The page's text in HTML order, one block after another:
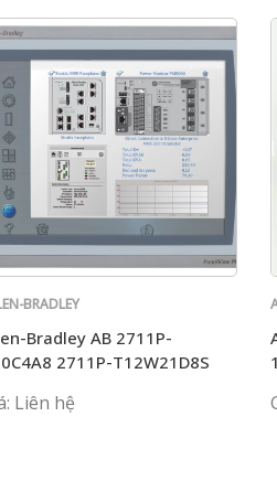
BRADLEY
Bradley AB 2711P-
2711P-T12W21D8S
Liên hệ